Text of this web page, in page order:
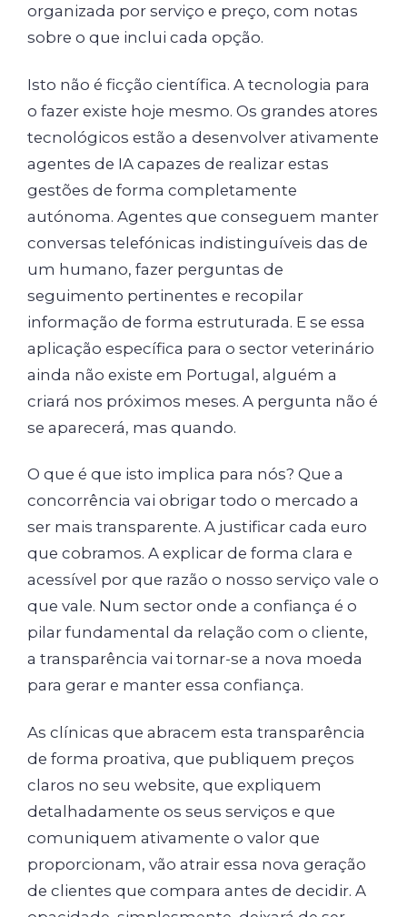
organizada por serviço e preço, com notas
sobre o que inclui cada opção.
Isto não é ficção científica. A tecnologia para
o fazer existe hoje mesmo. Os grandes atores
tecnológicos estão a desenvolver ativamente
agentes de IA capazes de realizar estas
gestões de forma completamente
autónoma. Agentes que conseguem manter
conversas telefónicas indistinguíveis das de
um humano, fazer perguntas de
seguimento pertinentes e recopilar
informação de forma estruturada. E se essa
aplicação específica para o sector veterinário
ainda não existe em Portugal, alguém a
criará nos próximos meses. A pergunta não é
se aparecerá, mas quando.
O que é que isto implica para nós? Que a
concorrência vai obrigar todo o mercado a
ser mais transparente. A justificar cada euro
que cobramos. A explicar de forma clara e
acessível por que razão o nosso serviço vale o
que vale. Num sector onde a confiança é o
pilar fundamental da relação com o cliente,
a transparência vai tornar-se a nova moeda
para gerar e manter essa confiança.
As clínicas que abracem esta transparência
de forma proativa, que publiquem preços
claros no seu website, que expliquem
detalhadamente os seus serviços e que
comuniquem ativamente o valor que
proporcionam, vão atrair essa nova geração
de clientes que compara antes de decidir. A